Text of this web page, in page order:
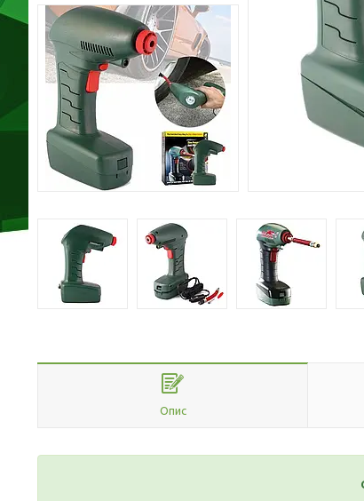
Опис